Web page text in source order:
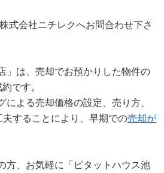
式会社ニチレクへお問合わせ下さ
」は、売却でお預かりした物件の
です。
による売却価格の設定、売り方、
することにより、早期での売却が
方、お気軽に「ピタットハウス池